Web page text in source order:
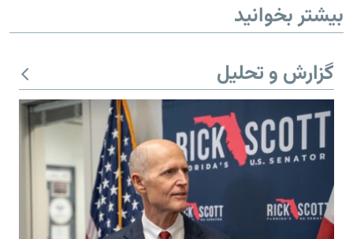
بیشتر بخوانید
گزارش و تحلیل